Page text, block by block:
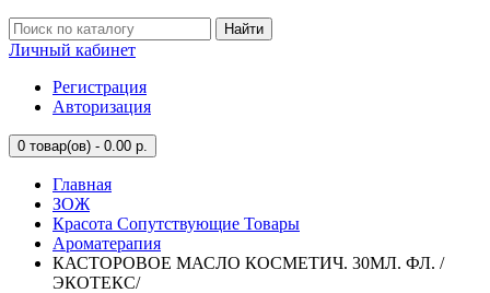
Найти
Личный кабинет
Регистрация
Авторизация
0 товар(ов) - 0.00 р.
Главная
ЗОЖ
Красота Сопутствующие Товары
Ароматерапия
КАСТОРОВОЕ МАСЛО КОСМЕТИЧ. 30МЛ. ФЛ. /
ЭКОТЕКС/